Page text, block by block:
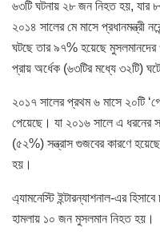
৬৩টি ঘটনায় ২৮ জন নিহত হয়, যার
২০১৪ সালের মে মাসে প্রধানমন্ত্রী
ঘটছে তার ৯৭% হয়েছে
প্রায় অর্ধেক (৬৩টির মধ্যে ৩২টি)
২০১৭ সালের প্রথম ৬ মাসে ২০টি
পেয়েছে। যা ২০১৬ সালে এ ধরনের
(৫২%) সন্ত্রাস গুজবের কারণে
হয়।
এ্যামনেস্টি ইন্টারন্যাশনাল-এর
হামলায় ১০ জন মুসলমান নিহত হয়।